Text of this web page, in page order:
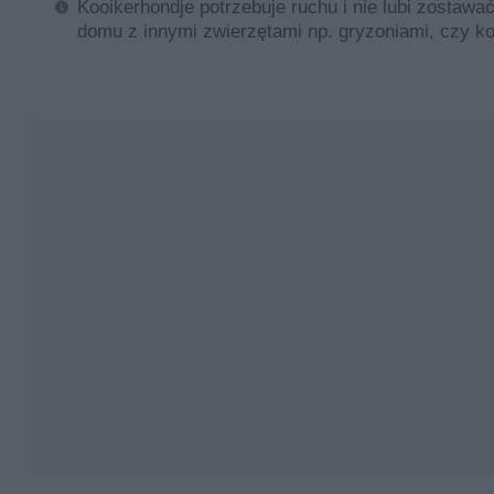
holenderskie.
Kooikerhondje potrzebuje ruchu i nie lubi
domu z innymi zwierzętami np. gryzoniami, czy